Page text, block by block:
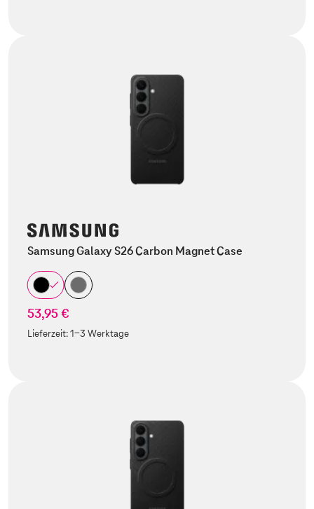
Samsung Galaxy S26 Carbon Magnet Case
53,95 €
Lieferzeit:1-3 Werktage